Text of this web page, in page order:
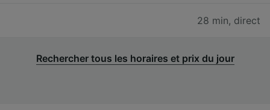
28 min, direct
Rechercher tous les horaires et prix du jour